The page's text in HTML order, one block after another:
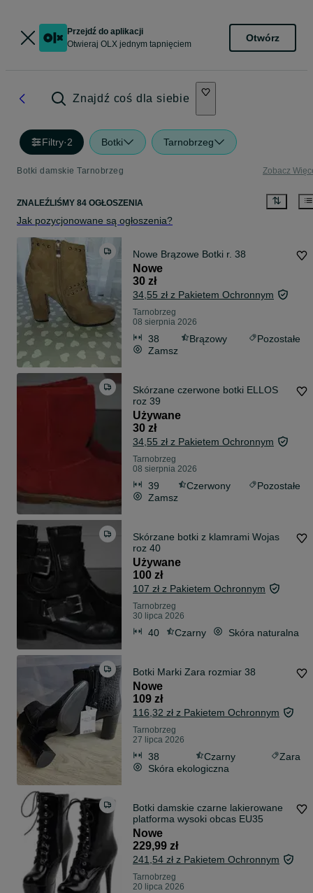
Przejdź do aplikacji
Otwieraj OLX jednym tapnięciem
Otwórz
Znajdź coś dla siebie
Filtry·2 Botki Tarnobrzeg
Botki damskie Tarnobrzeg Zobacz
ZNALEŹLIŚMY 84 OGŁOSZENIA
Jak pozycjonowane są ogłoszenia?
Nowe Brązowe Botki r. 38
Nowe
30 zł
34,55 zł z Pakietem Ochronnym
Tarnobrzeg
08 sierpnia 2026
38 Brązowy
Pozostałe
Zamsz
Skórzane czerwone botki ELLOS
roz 39
Używane
30 zł
34,55 zł z Pakietem Ochronnym
Tarnobrzeg
08 sierpnia 2026
39 Czerwony
Pozostałe
Zamsz
Skórzane botki z klamrami Wojas
roz 40
Używane
100 zł
107 zł z Pakietem Ochronnym
Tarnobrzeg
30 lipca 2026
40 Czarny Skóra naturalna
Botki Marki Zara rozmiar 38
Nowe
109 zł
116,32 zł z Pakietem Ochronnym
Tarnobrzeg
27 lipca 2026
38 Czarny
Zara
Skóra ekologiczna
Botki damskie czarne lakierowane
platforma wysoki obcas EU35
Nowe
229,99 zł
241,54 zł z Pakietem Ochronnym
Tarnobrzeg
20 lipca 2026